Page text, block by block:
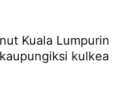
Kuala Lumpurin
kulkea